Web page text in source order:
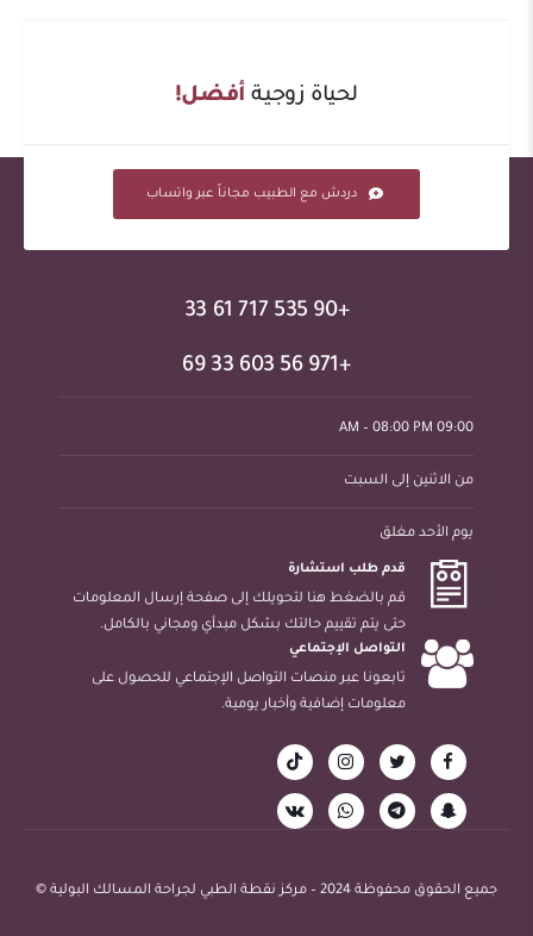
لحياة زوجية أفضل!
دردش مع الطبيب مجاناً عبر واتساب
+90 535 717 61 33
+971 56 603 33 69
09:00 AM – 08:00 PM
من الاثنين إلى السبت
يوم الأحد مغلق
قدم طلب استشارة
قم بالضغط هنا لتحويلك إلى صفحة إرسال المعلومات
حتى يتم تقييم حالتك بشكل مبدأي ومجاني بالكامل.
التواصل الإجتماعي
تابعونا عبر منصات التواصل الإجتماعي للحصول على
معلومات إضافية وأخبار يومية.
جميع الحقوق محفوظة 2024 – مركز نقطة الطبي لجراحة المسالك البولية ©